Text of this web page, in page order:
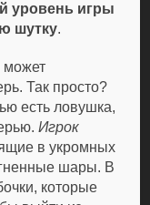
уровень игры
шутку.
может
Так просто?
есть ловушка,
Игрок
в укромных
шары. В
которые